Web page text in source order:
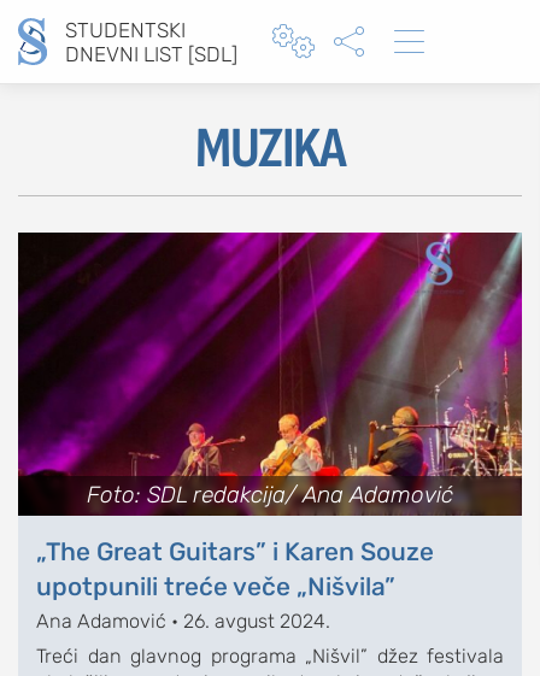
STUDENTSKI
DNEVNI LIST [SDL]
  
Type 2 or more characters for results.
MOJ SDL
prijava
SEKCIJE
društvo
kultura
sport
fudbal
košarka
MUZIKA
Foto: SDL redakcija/ Ana Adamović
„The Great Guitars” i Karen Souze
upotpunili treće veče „Nišvila”
Ana Adamović • 26. avgust 2024.
Treći dan glavnog programa „Nišvil” džez festivala